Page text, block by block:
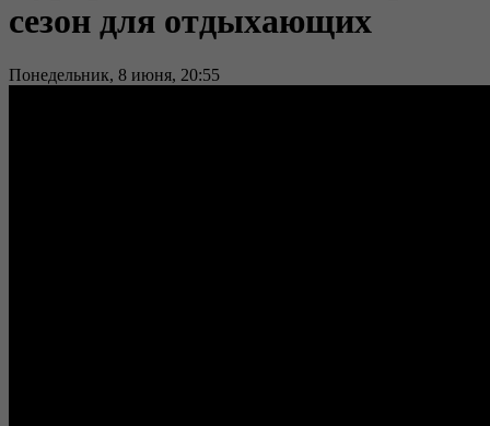
сезон для отдыхающих
Понедельник, 8 июня, 20:55